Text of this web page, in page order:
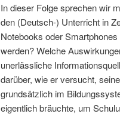
t
s
p
r
a
l
t
s
In dieser Folge sprechen wir
den (Deutsch-) Unterricht in
Notebooks oder
werden? Welche
unerlässliche
darüber, wie er versucht,
grundsätzlich im
eigentlich bräuchte, um